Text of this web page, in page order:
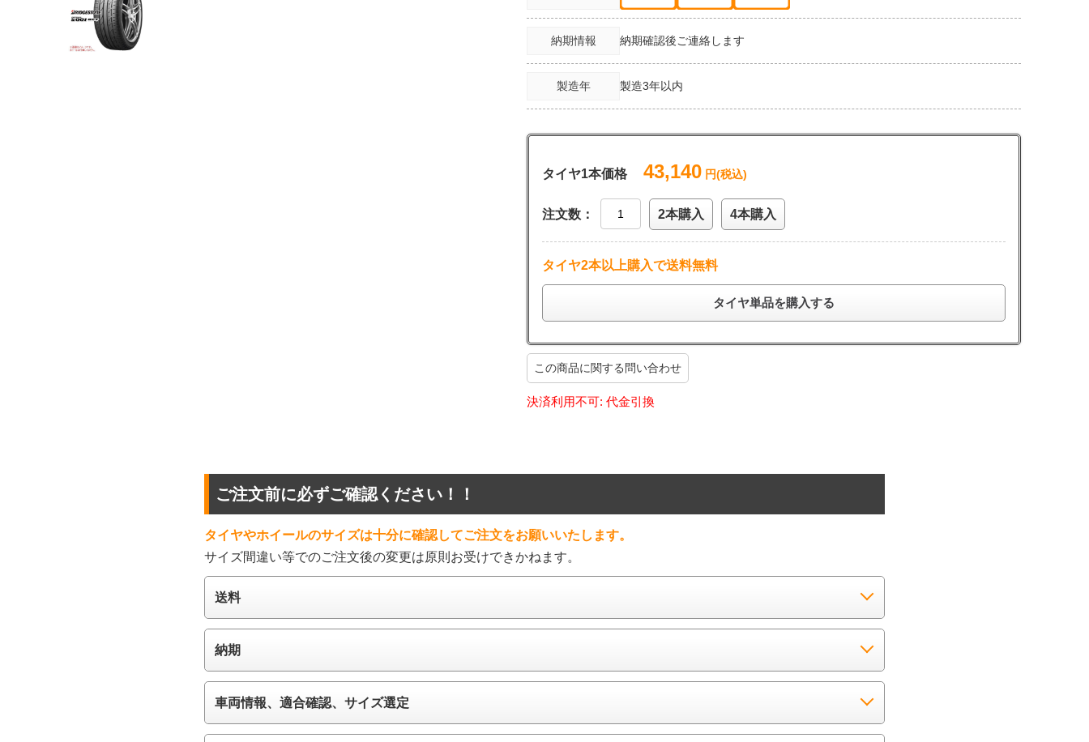
納期情報 納期確認後ご連絡します
製造年 製造3年以内
タイヤ1本価格 43,140 円(税込)
注文数： 2本購入 4本購入
タイヤ2本以上購入で送料無料
タイヤ単品を購入する
この商品に関する問い合わせ
決済利用不可: 代金引換
ご注文前に必ずご確認ください！！
タイヤやホイールのサイズは十分に確認してご注文をお願いいたします。
サイズ間違い等でのご注文後の変更は原則お受けできかねます。
送料
納期
車両情報、適合確認、サイズ選定